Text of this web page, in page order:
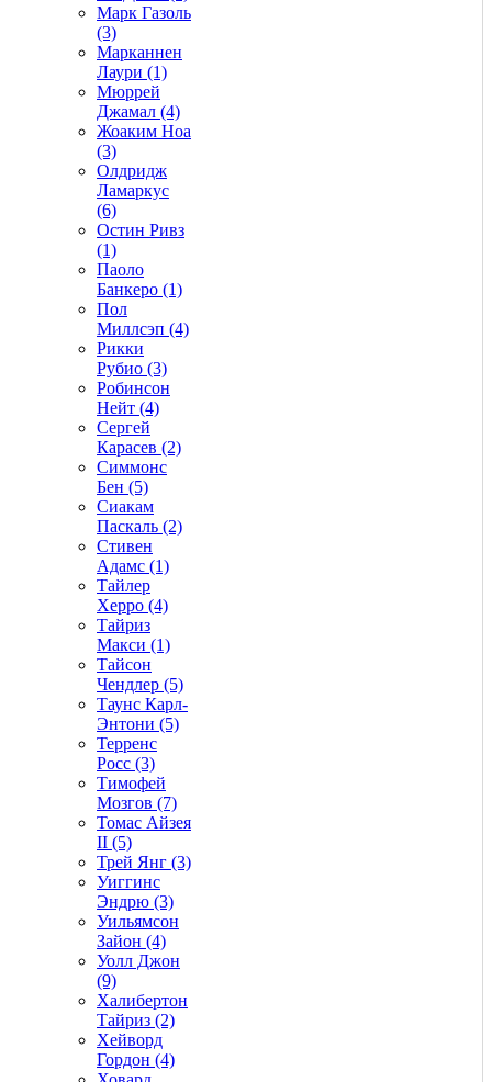
Марк Газоль
(3)
Марканнен
Лаури (1)
Мюррей
Джамал (4)
Жоаким Ноа
(3)
Олдридж
Ламаркус
(6)
Остин Ривз
(1)
Паоло
Банкеро (1)
Пол
Миллсэп (4)
Рикки
Рубио (3)
Робинсон
Нейт (4)
Сергей
Карасев (2)
Симмонс
Бен (5)
Сиакам
Паскаль (2)
Стивен
Адамс (1)
Тайлер
Херро (4)
Тайриз
Макси (1)
Тайсон
Чендлер (5)
Таунс Карл-
Энтони (5)
Терренс
Росс (3)
Тимофей
Мозгов (7)
Томас Айзея
II (5)
Трей Янг (3)
Уиггинс
Эндрю (3)
Уильямсон
Зайон (4)
Уолл Джон
(9)
Халибертон
Тайриз (2)
Хейворд
Гордон (4)